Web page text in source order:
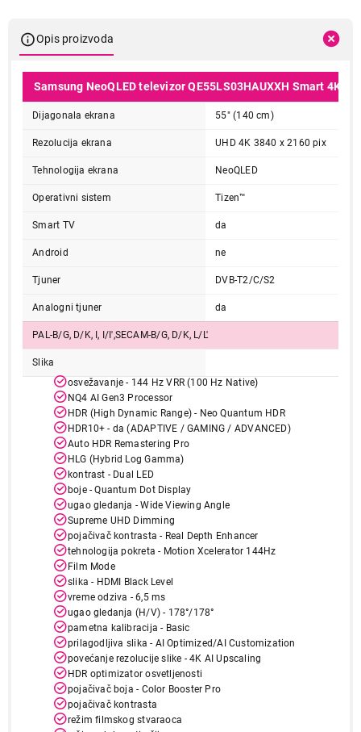
Opis proizvoda
Samsung NeoQLED televizor QE55LS03HAUXXH Smart 4K
Dijagonala ekrana 55" (140 cm)
Rezolucija ekrana UHD 4K 3840 x 2160 pix
Tehnologija ekrana NeoQLED
Operativni sistem Tizen™
Smart TV da
Android ne
Tjuner DVB-T2/C/S2
Analogni tjuner da
PAL-B/G, D/K, I, I/I',SECAM-B/G, D/K, L/L'
Slika
osvežavanje - 144 Hz VRR (100 Hz Native)
NQ4 AI Gen3 Processor
HDR (High Dynamic Range) - Neo Quantum HDR
HDR10+ - da (ADAPTIVE / GAMING / ADVANCED)
Auto HDR Remastering Pro
HLG (Hybrid Log Gamma)
kontrast - Dual LED
boje - Quantum Dot Display
ugao gledanja - Wide Viewing Angle
Supreme UHD Dimming
pojačivač kontrasta - Real Depth Enhancer
tehnologija pokreta - Motion Xcelerator 144Hz
Film Mode
slika - HDMI Black Level
vreme odziva - 6,5 ms
ugao gledanja (H/V) - 178°/178°
pametna kalibracija - Basic
prilagodljiva slika - AI Optimized/AI Customization
povećanje rezolucije slike - 4K AI Upscaling
HDR optimizator osvetljenosti
pojačivač boja - Color Booster Pro
pojačivač kontrasta
režim filmskog stvaraoca
149.999,00
TELEVIZORI
SAMSUNG QE55LS03HAUXXH
Proizvod je dodat u korpu.
Ukupno u korpi:0,00
Nastavi kupovinu